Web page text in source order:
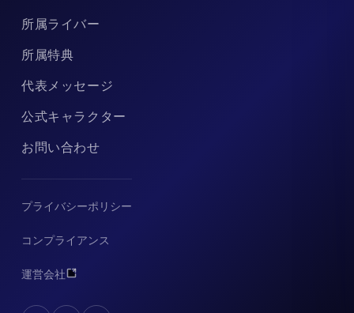
所属ライバー
所属特典
代表メッセージ
公式キャラクター
お問い合わせ
プライバシーポリシー
コンプライアンス
運営会社